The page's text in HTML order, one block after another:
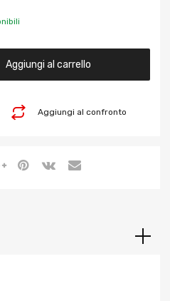
Aggiungi al carrello
Aggiungi al confronto